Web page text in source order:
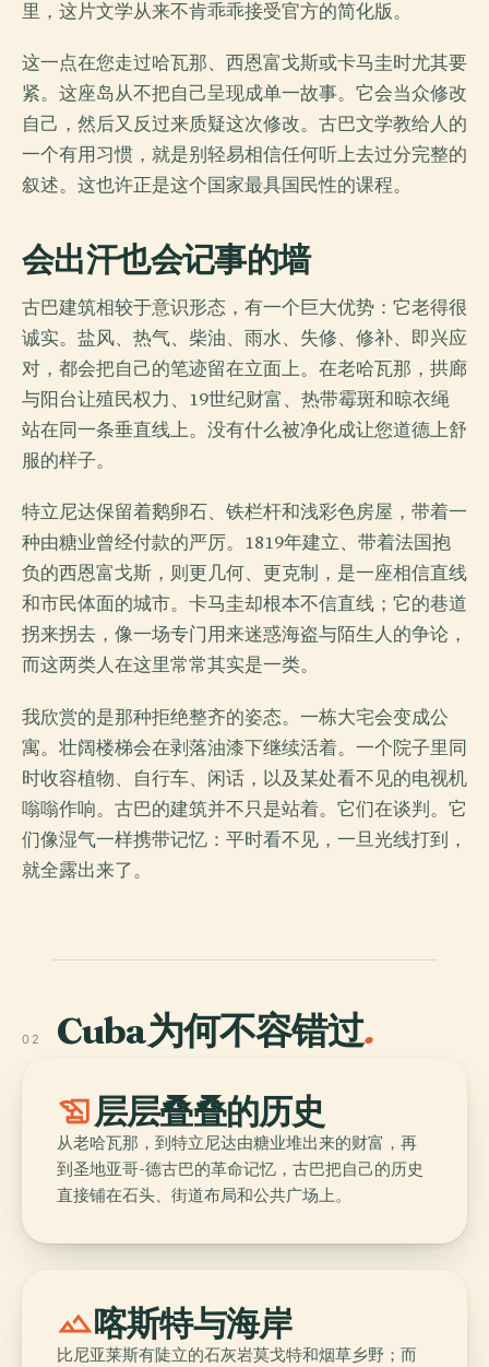
里，这片文学从来不肯乖乖接受官方的简化版。
这一点在您走过哈瓦那、西恩富戈斯或卡马圭时尤其要
紧。这座岛从不把自己呈现成单一故事。它会当众修改
自己，然后又反过来质疑这次修改。古巴文学教给人的
一个有用习惯，就是别轻易相信任何听上去过分完整的
叙述。这也许正是这个国家最具国民性的课程。
会出汗也会记事的墙
古巴建筑相较于意识形态，有一个巨大优势：它老得很
诚实。盐风、热气、柴油、雨水、失修、修补、即兴应
对，都会把自己的笔迹留在立面上。在老哈瓦那，拱廊
与阳台让殖民权力、19世纪财富、热带霉斑和晾衣绳
站在同一条垂直线上。没有什么被净化成让您道德上舒
服的样子。
特立尼达保留着鹅卵石、铁栏杆和浅彩色房屋，带着一
种由糖业曾经付款的严厉。1819年建立、带着法国抱
负的西恩富戈斯，则更几何、更克制，是一座相信直线
和市民体面的城市。卡马圭却根本不信直线；它的巷道
拐来拐去，像一场专门用来迷惑海盗与陌生人的争论，
而这两类人在这里常常其实是一类。
我欣赏的是那种拒绝整齐的姿态。一栋大宅会变成公
寓。壮阔楼梯会在剥落油漆下继续活着。一个院子里同
时收容植物、自行车、闲话，以及某处看不见的电视机
嗡嗡作响。古巴的建筑并不只是站着。它们在谈判。它
们像湿气一样携带记忆：平时看不见，一旦光线打到，
就全露出来了。
02 Cuba为何不容错过.
history_edu层层叠叠的历史
从老哈瓦那，到特立尼达由糖业堆出来的财富，再
到圣地亚哥-德古巴的革命记忆，古巴把自己的历史
直接铺在石头、街道布局和公共广场上。
landscape喀斯特与海岸
比尼亚莱斯有陡立的石灰岩莫戈特和烟草乡野；而